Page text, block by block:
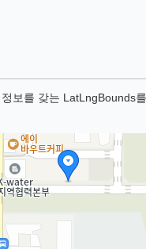
보를 갖는 LatLngBounds